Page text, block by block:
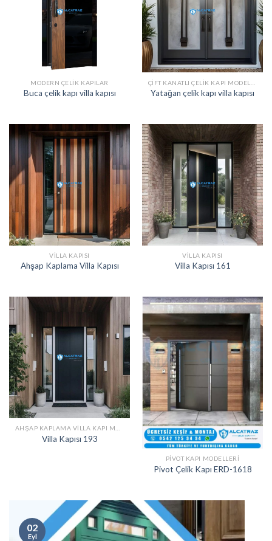
MODERN ÇELIK KAPILAR
Buca çelik kapı villa kapısı Yatağan çelik kapı villa kapısı
VILLA KAPISI
Ahşap Kaplama Villa Kapısı
VILLA KAPISI
Villa Kapısı 161
Villa Kapısı 193
PIVOT KAPI MODELLERI
Pivot Çelik Kapı ERD-1618
02
Eyl